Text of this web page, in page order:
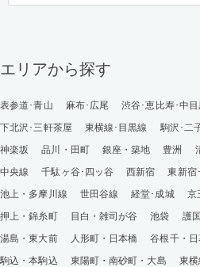
エリアから探す
表参道･青山 麻布･広尾 渋谷･恵比寿･中
下北沢･三軒茶屋
東横線･目黒線 駒沢･二
神楽坂
品川・田町 銀座・築地 豊洲
中央線
千駄ヶ谷･四ッ谷 西新宿 東新宿
池上・多摩川線
世田谷線 経堂･成城 京
押上・錦糸町
目白・雑司が谷 池袋 護
湯島・東大前
人形町・日本橋 谷根千・日
駒込・本駒込
東陽町・南砂町・大島 東横